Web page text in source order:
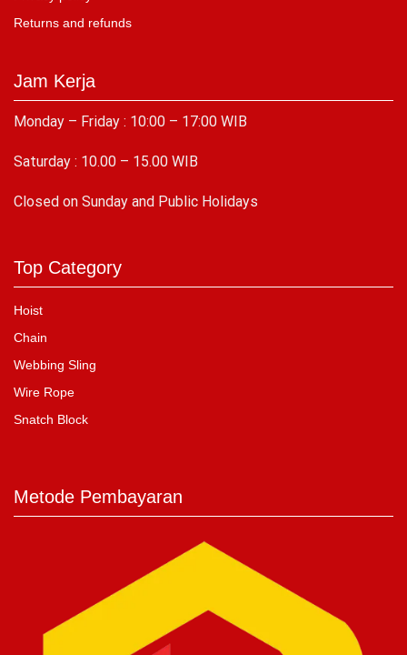
Returns and refunds
Jam Kerja
Monday – Friday : 10:00 – 17:00 WIB
Saturday : 10.00 – 15.00 WIB
Closed on Sunday and Public Holidays
Top Category
Hoist
Chain
Webbing Sling
Wire Rope
Snatch Block
Metode Pembayaran